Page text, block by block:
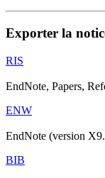
Exporter la
RIS
EndNote, Papers,
ENW
EndNote (version
BIB